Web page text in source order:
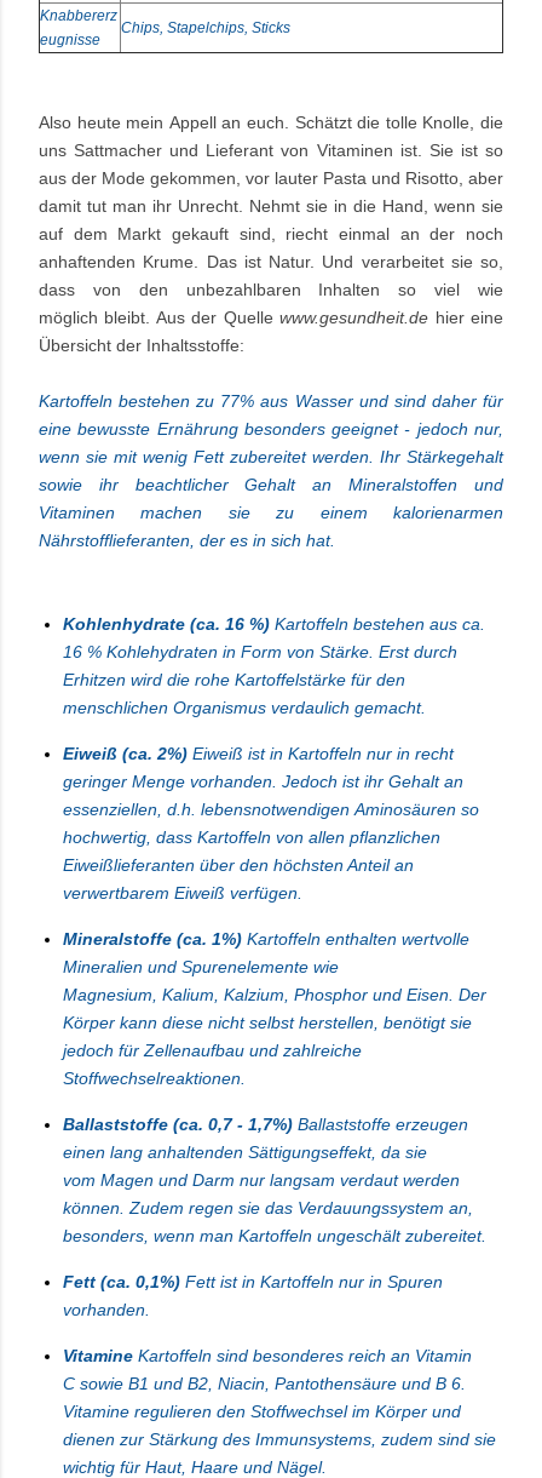
Knabbererz
eugnisse
Chips, Stapelchips, Sticks
Also heute mein Appell an euch. Schätzt die tolle Knolle, die
uns Sattmacher und Lieferant von Vitaminen ist. Sie ist so
aus der Mode gekommen, vor lauter Pasta und Risotto, aber
damit tut man ihr Unrecht. Nehmt sie in die Hand, wenn sie
auf dem Markt gekauft sind, riecht einmal an der noch
anhaftenden Krume. Das ist Natur. Und verarbeitet sie so,
dass von den unbezahlbaren Inhalten so viel wie
möglich bleibt. Aus der Quellewww.gesundheit.de hier eine
Übersicht der Inhaltsstoffe:
Kartoffeln bestehen zu 77% aus Wasser und sind daher für
eine bewusste Ernährung besonders geeignet - jedoch nur,
wenn sie mit wenig Fett zubereitet werden. Ihr Stärkegehalt
sowie ihr beachtlicher Gehalt an Mineralstoffen und
Vitaminen machen sie zu einem kalorienarmen
Nährstofflieferanten, der es in sich hat.
Kohlenhydrate (ca. 16 %) Kartoffeln bestehen aus ca.
16 % Kohlehydraten in Form von Stärke. Erst durch
Erhitzen wird die rohe Kartoffelstärke für den
menschlichen Organismus verdaulich gemacht.
Eiweiß (ca. 2%) Eiweiß ist in Kartoffeln nur in recht
geringer Menge vorhanden. Jedoch ist ihr Gehalt an
essenziellen, d.h. lebensnotwendigen Aminosäuren so
hochwertig, dass Kartoffeln von allen pflanzlichen
Eiweißlieferanten über den höchsten Anteil an
verwertbarem Eiweiß verfügen.
Mineralstoffe (ca. 1%) Kartoffeln enthalten wertvolle
Mineralien und Spurenelemente wie
Magnesium, Kalium Kalzium , Phosphor und Eisen. Der
Körper kann diese nicht selbst herstellen, benötigt sie
jedoch für Zellenaufbau und zahlreiche
Stoffwechselreaktionen.
Ballaststoffe (ca. 0,7 - 1,7%) Ballaststoffe erzeugen
einen lang anhaltenden Sättigungseffekt, da sie
vom Magen und Darm nur langsam verdaut werden
können. Zudem regen sie das Verdauungssystem an,
besonders, wenn man Kartoffeln ungeschält zubereitet.
Fett (ca. 0,1%) Fett ist in Kartoffeln nur in Spuren
vorhanden.
Vitamine Kartoffeln sind besonderes reich an Vitamin
C sowie B1 und B2, Niacin , Pantothensäure und B 6.
Vitamine regulieren den Stoffwechselim Körper und
dienen zur Stärkung des Immunsystems, zudem sind sie
wichtig für Haut, Haare und Nägel.